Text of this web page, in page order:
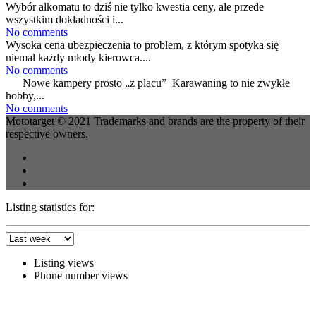
Wybór alkomatu to dziś nie tylko kwestia ceny, ale przede
wszystkim dokładności i...
No comments
Wysoka cena ubezpieczenia to problem, z którym spotyka się
niemal każdy młody kierowca....
No comments
Nowe kampery prosto „z placu” Karawaning to nie zwykłe
hobby,...
No comments
Mototarget © 2021 Trademarks and brands are the property of their
respective owners.
Listing statistics for:
Listing views
Phone number views